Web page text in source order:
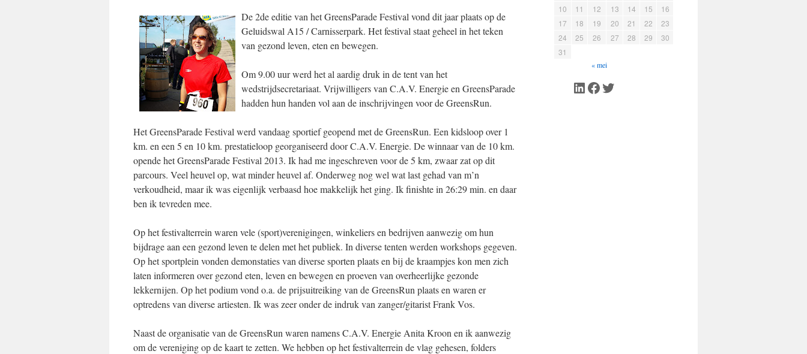
De 2de editie van het GreensParade Festival vond dit jaar plaats op de
Geluidswal A15 / Carnisserpark. Het festival staat geheel in het teken
van gezond leven, eten en bewegen.
Om 9.00 uur werd het al aardig druk in de tent van het
wedstrijdsecretariaat. Vrijwilligers van C.A.V. Energie en GreensParade
hadden hun handen vol aan de inschrijvingen voor de GreensRun.
Het GreensParade Festival werd vandaag sportief geopend met de GreensRun. Een kidsloop over 1
km. en een 5 en 10 km. prestatieloop georganiseerd door C.A.V. Energie. De winnaar van de 10 km.
opende het GreensParade Festival 2013. Ik had me ingeschreven voor de 5 km, zwaar zat op dit
parcours. Veel heuvel op, wat minder heuvel af. Onderweg nog wel wat last gehad van m’n
verkoudheid, maar ik was eigenlijk verbaasd hoe makkelijk het ging. Ik finishte in 26:29 min. en daar
ben ik tevreden mee.
Op het festivalterrein waren vele (sport)verenigingen, winkeliers en bedrijven aanwezig om hun
bijdrage aan een gezond leven te delen met het publiek. In diverse tenten werden workshops gegeven.
Op het sportplein vonden demonstaties van diverse sporten plaats en bij de kraampjes kon men zich
laten informeren over gezond eten, leven en bewegen en proeven van overheerlijke gezonde
lekkernijen. Op het podium vond o.a. de prijsuitreiking van de GreensRun plaats en waren er
optredens van diverse artiesten. Ik was zeer onder de indruk van zanger/gitarist Frank Vos.
Naast de organisatie van de GreensRun waren namens C.A.V. Energie Anita Kroon en ik aanwezig
om de vereniging op de kaart te zetten. We hebben op het festivalterrein de vlag gehesen, folders
10
11 12 13 14 15
16
17
18 19 20 21 22
23
24
25 26 27 28 29
30
31
« mei
LinkedIn
Facebook
Twitter